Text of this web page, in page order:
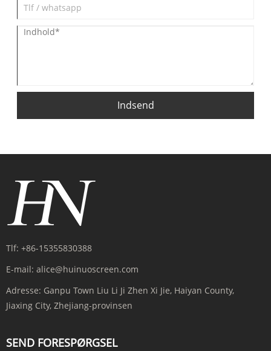
Indsend
Tlf: +86-15355830388
E-mail: alice@huinuoscreen.com
Adresse: Ganpu Town Liu Li Ji Zhen Xi Jie, Haiyan County,
Jiaxing City, Zhejiang-provinsen
SEND FORESPØRGSEL